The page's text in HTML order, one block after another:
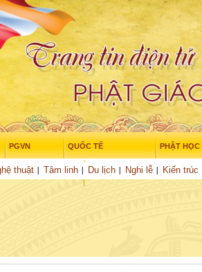
PGVN QUỐC TẾ PHẬT HỌC
TRẺ NGHIÊN CỨU
thuật Tâm linh Du lịch Nghi lễ Kiến trúc
:46:40